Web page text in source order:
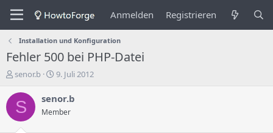
Anmelden Registrieren
Installation und Konfiguration
Fehler 500 bei PHP-Datei
E
s
t
e
senor.b
E
s
e
9. Juli 2012
S senor.b
Member